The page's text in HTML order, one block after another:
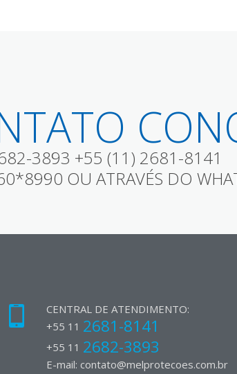
3893 +55 (11) 2681-8141
OU ATRAVÉS DO
CENTRAL DE ATENDIMENTO:
+55 11 2681-8141
+55 11 2682-3893
E-mail: contato@melprotecoes.com.br